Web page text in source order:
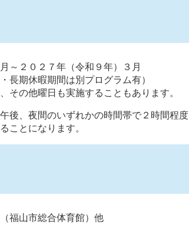
～２０２７年（令和９年）３月
長期休暇期間は別プログラム有）
その他曜日も実施することもあります。
後、夜間のいずれかの時間帯で２時間程度
ことになります。
福山市総合体育館）他